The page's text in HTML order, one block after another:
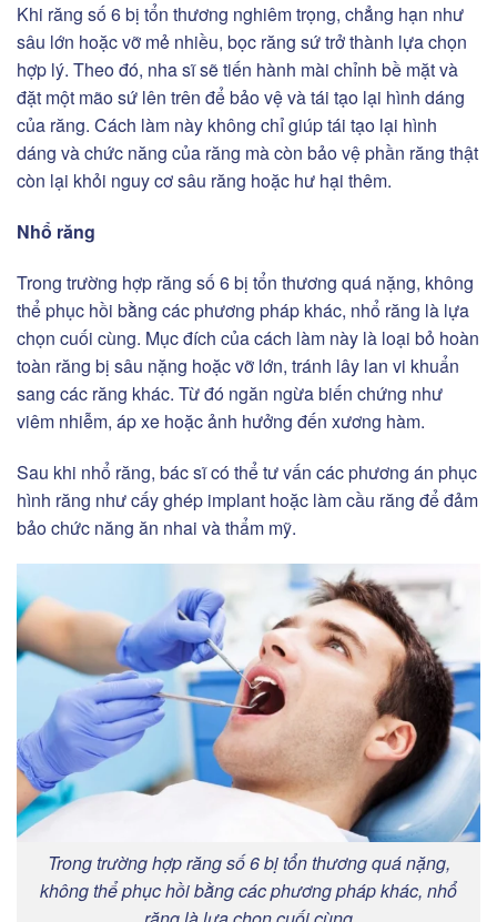
Khi răng số 6 bị tổn thương nghiêm trọng, chẳng hạn như
sâu lớn hoặc vỡ mẻ nhiều, bọc răng sứ trở thành lựa chọn
hợp lý. Theo đó, nha sĩ sẽ tiến hành mài chỉnh bề mặt và
đặt một mão sứ lên trên để bảo vệ và tái tạo lại hình dáng
của răng. Cách làm này không chỉ giúp tái tạo lại hình
dáng và chức năng của răng mà còn bảo vệ phần răng thật
còn lại khỏi nguy cơ sâu răng hoặc hư hại thêm.
Nhổ răng
Trong trường hợp răng số 6 bị tổn thương quá nặng, không
thể phục hồi bằng các phương pháp khác, nhổ răng là lựa
chọn cuối cùng. Mục đích của cách làm này là loại bỏ hoàn
toàn răng bị sâu nặng hoặc vỡ lớn, tránh lây lan vi khuẩn
sang các răng khác. Từ đó ngăn ngừa biến chứng như
viêm nhiễm, áp xe hoặc ảnh hưởng đến xương hàm.
Sau khi nhổ răng, bác sĩ có thể tư vấn các phương án phục
hình răng như cấy ghép implant hoặc làm cầu răng để đảm
bảo chức năng ăn nhai và thẩm mỹ.
Trong trường hợp răng số 6 bị tổn thương quá nặng,
không thể phục hồi bằng các phương pháp khác, nhổ